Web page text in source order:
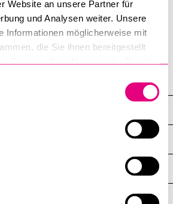
Website an unsere Partner für
und Analysen weiter. Unsere
Informationen möglicherweise mit
die Sie ihnen bereitgestellt
Seminars der
8. 8. 2024